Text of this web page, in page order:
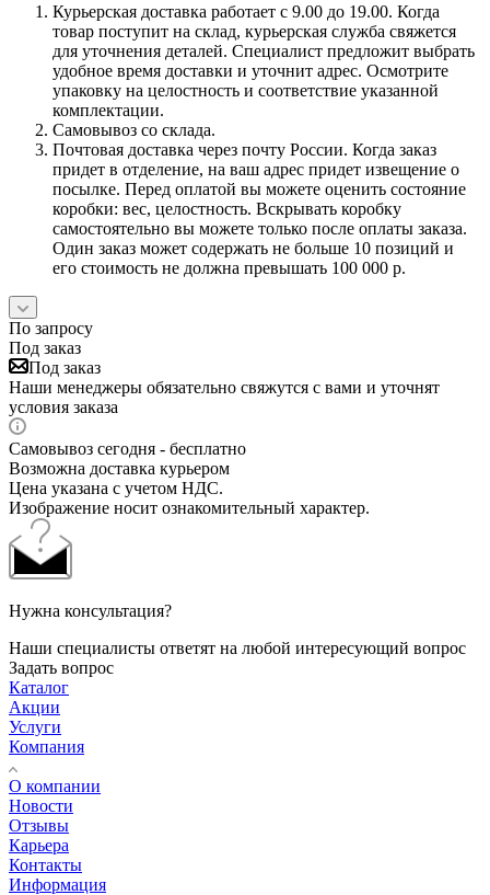
Курьерская доставка работает с 9.00 до 19.00. Когда
товар поступит на склад, курьерская служба свяжется
для уточнения деталей. Специалист предложит выбрать
удобное время доставки и уточнит адрес. Осмотрите
упаковку на целостность и соответствие указанной
комплектации.
Самовывоз со склада.
Почтовая доставка через почту России. Когда заказ
придет в отделение, на ваш адрес придет извещение о
посылке. Перед оплатой вы можете оценить состояние
коробки: вес, целостность. Вскрывать коробку
самостоятельно вы можете только после оплаты заказа.
Один заказ может содержать не больше 10 позиций и
его стоимость не должна превышать 100 000 р.
По запросу
Под заказ
Под заказ
Наши менеджеры обязательно свяжутся с вами и уточнят
условия заказа
Самовывоз сегодня - бесплатно
Возможна доставка курьером
Цена указана с учетом НДС.
Изображение носит ознакомительный характер.
Нужна консультация?
Наши специалисты ответят на любой интересующий вопрос
Задать вопрос
Каталог
Акции
Услуги
Компания
О компании
Новости
Отзывы
Карьера
Контакты
Информация